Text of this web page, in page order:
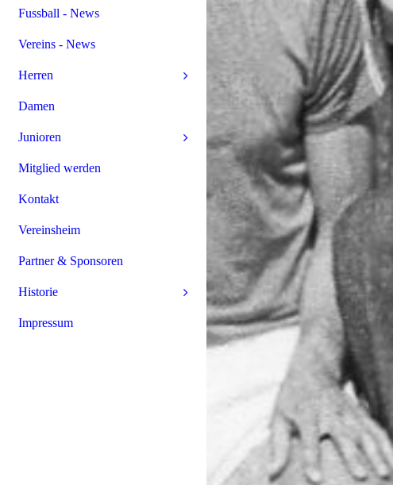
Fussball - News
Vereins - News
Herren
Damen
Junioren
Mitglied werden
Kontakt
Vereinsheim
Partner & Sponsoren
Historie
Impressum